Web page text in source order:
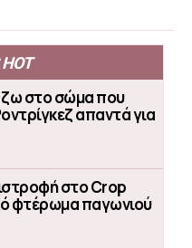
ζω στο σώμα που
απαντά για
στο Crop
φτέρωμα παγωνιού